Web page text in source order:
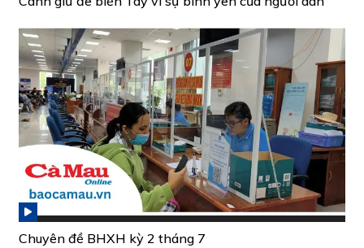
Chuyên đề BHXH kỳ 2 tháng 7